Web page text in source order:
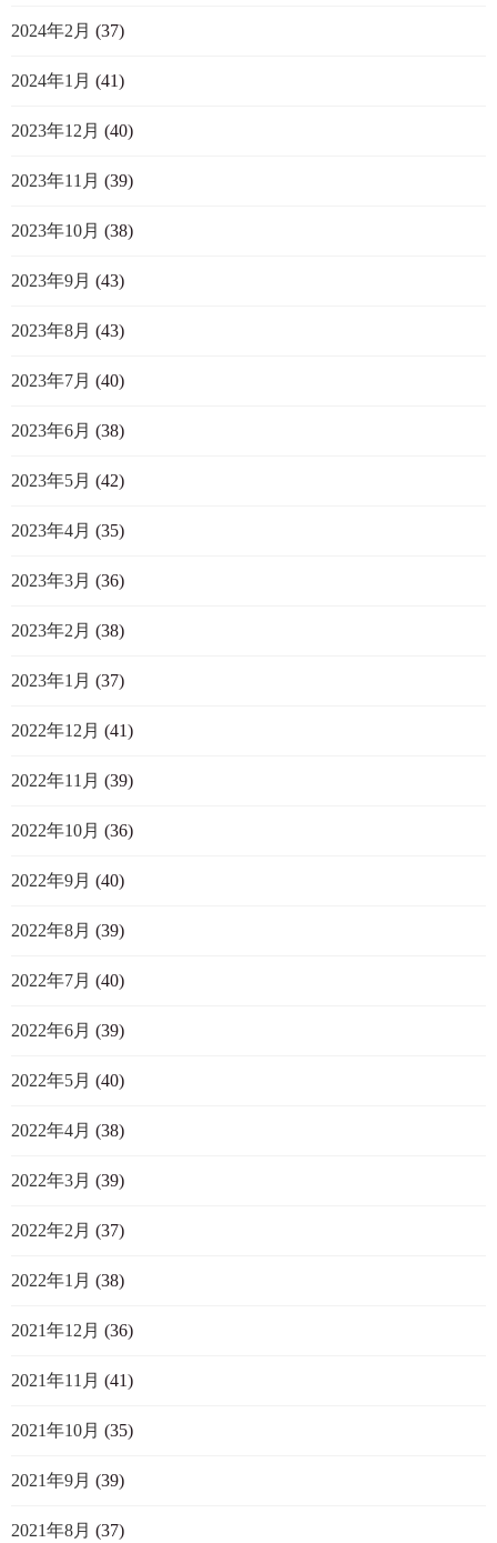
2024年2月 (37)
2024年1月 (41)
2023年12月 (40)
2023年11月 (39)
2023年10月 (38)
2023年9月 (43)
2023年8月 (43)
2023年7月 (40)
2023年6月 (38)
2023年5月 (42)
2023年4月 (35)
2023年3月 (36)
2023年2月 (38)
2023年1月 (37)
2022年12月 (41)
2022年11月 (39)
2022年10月 (36)
2022年9月 (40)
2022年8月 (39)
2022年7月 (40)
2022年6月 (39)
2022年5月 (40)
2022年4月 (38)
2022年3月 (39)
2022年2月 (37)
2022年1月 (38)
2021年12月 (36)
2021年11月 (41)
2021年10月 (35)
2021年9月 (39)
2021年8月 (37)